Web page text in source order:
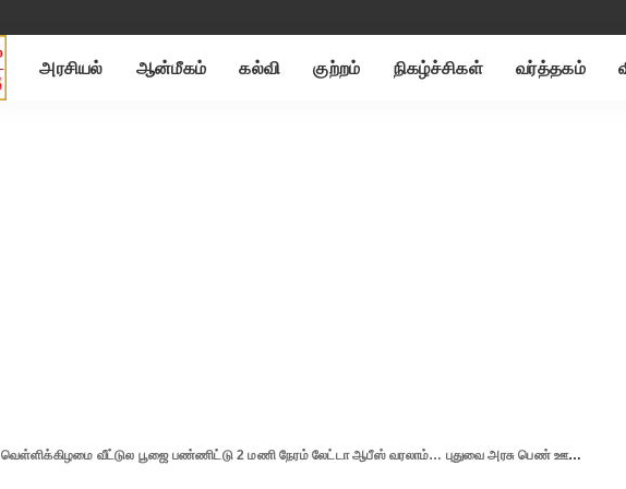
அரசியல் ஆன்மீகம் கல்வி குற்றம் நிகழ்ச்சிகள் வர்த்தகம்
வெள்ளிக்கிழமை வீட்டுல பூஜை பண்ணிட்டு 2 மணி நேரம் லேட்டா ஆபீஸ் வரலாம்… புதுவை அரசு பெண் ஊழியர்களுக்கு தமிழிசை சௌந்தரராஜன் சொன்ன குட் நியூஸ்..!